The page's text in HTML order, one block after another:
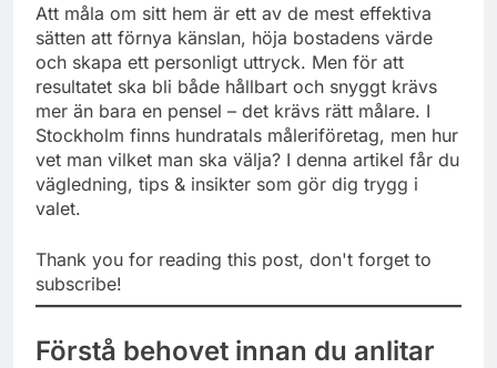
Att måla om sitt hem är ett av de mest effektiva
sätten att förnya känslan, höja bostadens värde
och skapa ett personligt uttryck. Men för att
resultatet ska bli både hållbart och snyggt krävs
mer än bara en pensel – det krävs rätt målare. I
Stockholm finns hundratals måleriföretag, men hur
vet man vilket man ska välja? I denna artikel får du
vägledning, tips & insikter som gör dig trygg i
valet.
Thank you for reading this post, don't forget to
subscribe!
Förstå behovet innan du anlitar